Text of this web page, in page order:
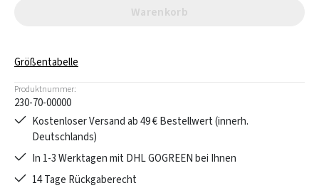
Warenkorb
Größentabelle
Produktnummer:
230-70-00000
Kostenloser Versand ab 49 € Bestellwert (innerh.
Deutschlands)
In 1-3 Werktagen mit DHL GOGREEN bei Ihnen
14 Tage Rückgaberecht